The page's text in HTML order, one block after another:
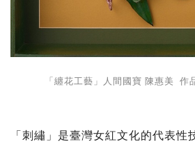
「纏花工藝」人間國寶 陳惠美 作
「刺繡」是臺灣女紅文化的代表性